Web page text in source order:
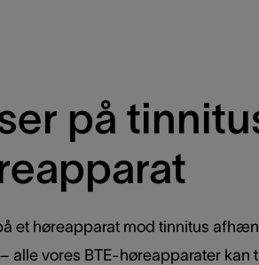
på
et høreapparat mod tinnitus
alle vores BTE-høreapparater kan